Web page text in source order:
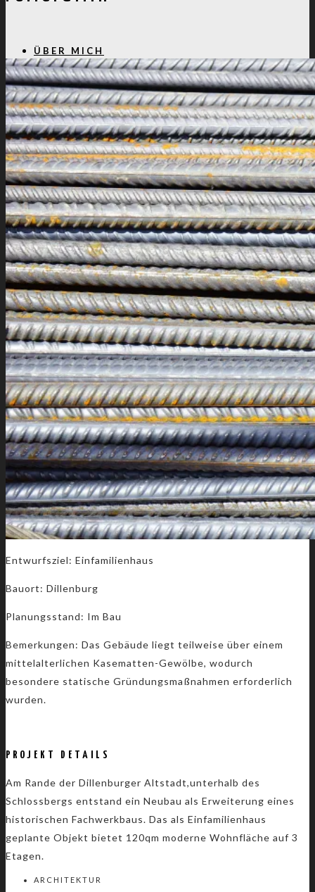
ÜBER MICH
PROJEKTE
KONTAKT
Entwurfsziel: Einfamilienhaus
Bauort: Dillenburg
Planungsstand: Im Bau
Bemerkungen: Das Gebäude liegt teilweise über einem
mittelalterlichen Kasematten-Gewölbe, wodurch
besondere statische Gründungsmaßnahmen erforderlich
wurden.
PROJEKT DETAILS
Am Rande der Dillenburger Altstadt,unterhalb des
Schlossbergs entstand ein Neubau als Erweiterung eines
historischen Fachwerkbaus. Das als Einfamilienhaus
geplante Objekt bietet 120qm moderne Wohnfläche auf 3
Etagen.
ARCHITEKTUR